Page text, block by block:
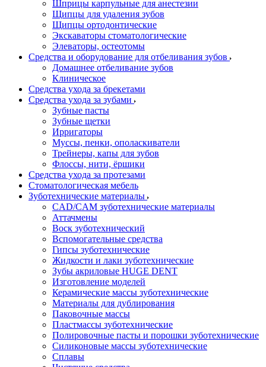
Шприцы карпульные для анестезии
Щипцы для удаления зубов
Щипцы ортодонтические
Экскаваторы стоматологические
Элеваторы, остеотомы
Средства и оборудование для отбеливания зубов
Домашнее отбеливание зубов
Клиническое
Средства ухода за брекетами
Средства ухода за зубами
Зубные пасты
Зубные щетки
Ирригаторы
Муссы, пенки, ополаскиватели
Трейнеры, капы для зубов
Флоссы, нити, ёршики
Средства ухода за протезами
Стоматологическая мебель
Зуботехнические материалы
CAD/CAM зуботехнические материалы
Аттачмены
Воск зуботехнический
Вспомогательные средства
Гипсы зуботехнические
Жидкости и лаки зуботехнические
Зубы акриловые HUGE DENT
Изготовление моделей
Керамические массы зуботехнические
Материалы для дублирования
Паковочные массы
Пластмассы зуботехнические
Полировочные пасты и порошки зуботехнические
Силиконовые массы зуботехнические
Сплавы